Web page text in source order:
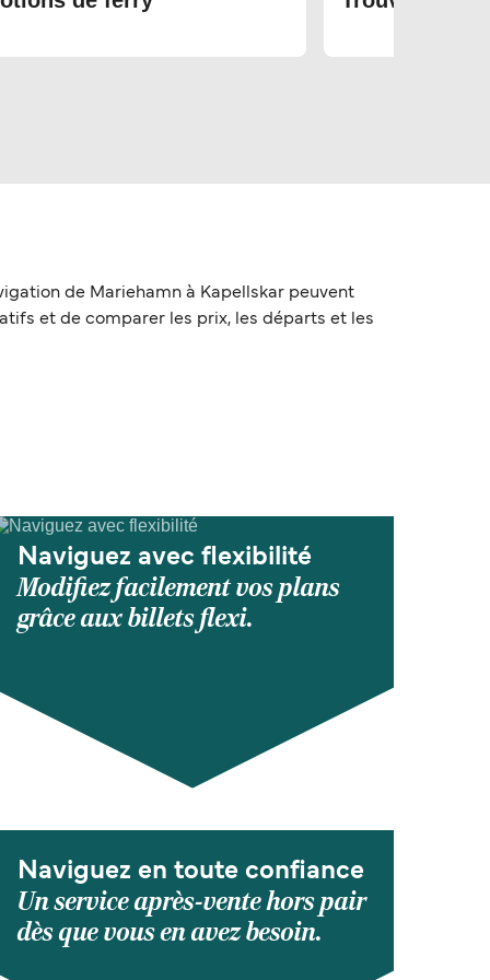
de Mariehamn à Kapellskar peuvent
et de comparer les prix, les départs et les
Naviguez avec flexibilité
Modifiez facilement vos plans
grâce aux billets flexi.
Naviguez en toute confiance
Un service après-vente hors pair
dès que vous en avez besoin.